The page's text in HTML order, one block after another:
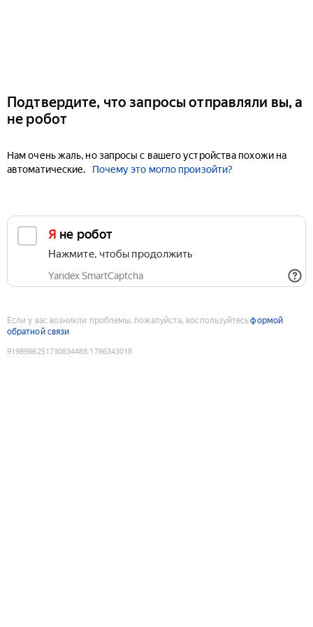
Подтвердите, что запросы отправляли вы, а
не робот
Нам очень жаль, но запросы с вашего устройства похожи на
автоматические.
Почему это могло произойти?
Я не робот
Нажмите, чтобы продолжить
Yandex SmartCaptcha
Если у вас возникли проблемы, пожалуйста, воспользуйтесьформой
обратной связи
9198986251730834488:1786343018